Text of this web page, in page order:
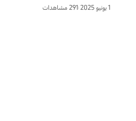
1 يونيو 2025 291 مشاهدات